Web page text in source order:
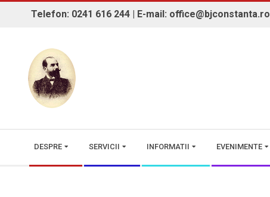
Telefon: 0241 616 244 | E-mail: office@bjconstanta.ro
Navigation
Menu
DESPRE SERVICII INFORMATII EVENIMENTE